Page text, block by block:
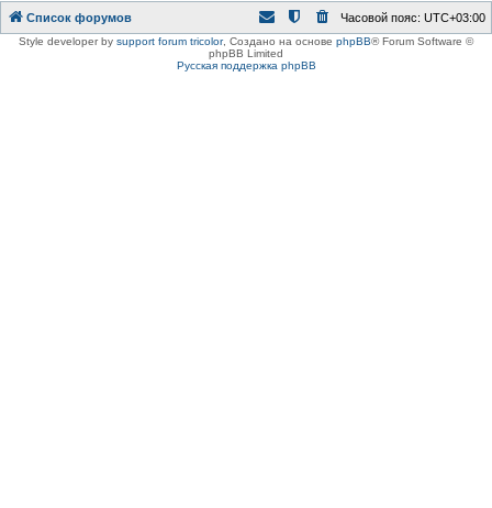
Список форумов Часовой пояс: UTC+03:00
Style developer by support forum tricolor, Создано на основе phpBB® Forum Software ©
phpBB Limited
Русская поддержка phpBB